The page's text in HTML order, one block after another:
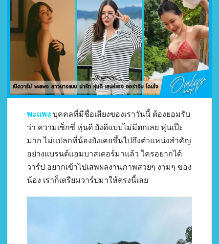
พะแพง บุคคลที่มีชื่อเสียงของเราวันนี้ ต้องยอมรับ
ว่า ความเซ็กซี่ หุ่นดี ยังดีแบบไม่มีตกเลย หุ่นเป๊ะ
มาก ไม่แปลกที่น้องยังเคยขึ้นไปถึงตำแหน่งสำคัญ
อย่างแบรนด์แอมบาสเดอร์มาแล้ว ใครอยากได้
วาร์ป อยากเข้าไปเสพผลงานภาพสวยๆ งามๆ ของ
น้อง เราก็เตรียมวาร์ปมาให้ตรงนี้เลย